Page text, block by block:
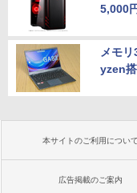
5,000
メモ
yzen
本サイトのご利用について
広告掲載のご案内